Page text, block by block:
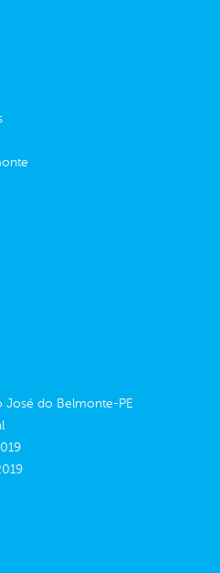
José do Belmonte-PE